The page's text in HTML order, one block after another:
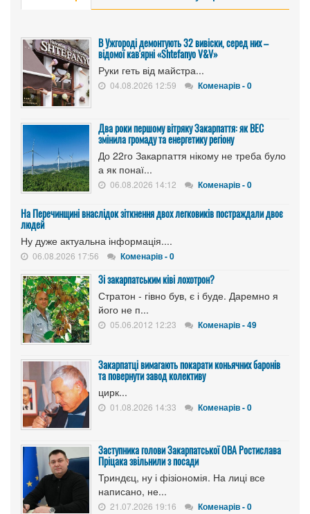
В Ужгороді демонтують 32 вивіски, серед них –
відомої кав'ярні «Shtefanyo V&V»
Руки геть від майстра...
04.08.2026 12:59 Коменарів - 0
Два роки першому вітряку Закарпаття: як ВЕС
змінила громаду та енергетику регіону
До 22го Закарпаття нікому не треба було
а як понаї...
06.08.2026 14:12 Коменарів - 0
На Перечинщині внаслідок зіткнення двох легковиків постраждали двоє
людей
Ну дуже актуальна інформація....
06.08.2026 17:56 Коменарів - 0
Зі закарпатським ківі лохотрон?
Стратон - гівно був, є і буде. Даремно я
його не п...
05.06.2012 12:23 Коменарів - 49
Закарпатці вимагають покарати коньячних баронів
та повернути завод колективу
цирк...
01.08.2026 14:33 Коменарів - 0
Заступника голови Закарпатської ОВА Ростислава
Пріцака звільнили з посади
Триндєц, ну і фізіономія. На лиці все
написано, не...
21.07.2026 19:16 Коменарів - 0